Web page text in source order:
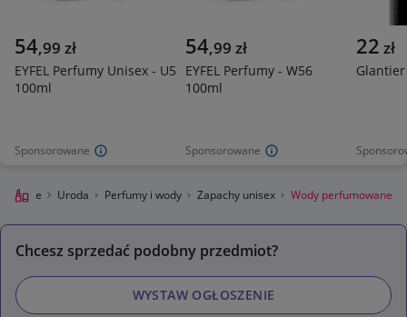
Sponsorowane
54,99 zł
EYFEL Perfumy Unisex - U5
100ml
Sponsorowane
54,99 zł
EYFEL Perfumy - W56
100ml
22 zł
Uroda Perfumy i wody Zapachy unisex Wody perfumowane
Chcesz sprzedać podobny przedmiot?
WYSTAW OGŁOSZENIE